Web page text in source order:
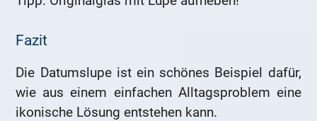
Fazit
Die Datumslupe ist ein schönes Beispiel dafür,
wie aus einem einfachen Alltagsproblem eine
ikonische Lösung entstehen kann.